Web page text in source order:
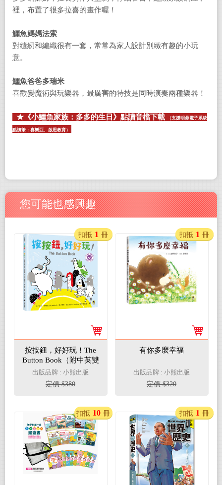
裡，布置了很多拉喜的畫作喔！
鱷魚媽媽法索
對縫紉和編織很有一套，常常為家人設計別緻有趣的小玩
意。
鱷魚爸爸多瑞米
喜歡變魔術與玩樂器，最厲害的特技是同時演奏兩種樂器！
★《小鱷魚家族：多多的生日》點讀音檔下載 （支援明鼎電子系統
點讀筆：喜樂亞、啟思教育）
您可能也感興趣
按按鈕，好好玩！The
Button Book（附中英雙
語QR Code音檔）
出版品牌 : 小熊出版
定價 $380
扣抵 1 冊
有你多麼幸福
出版品牌 : 小熊出版
定價 $320
扣抵 1 冊
扣抵 10 冊 扣抵 1 冊